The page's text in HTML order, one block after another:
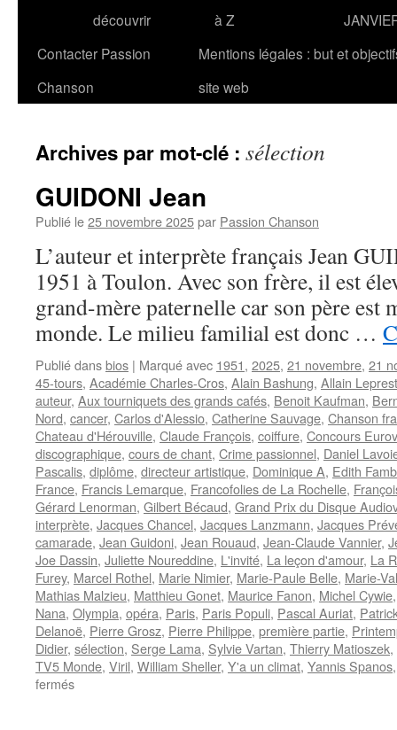
découvrir
à Z
Contacter Passion
Chanson
Mentions légales : but et
site web
Archives par mot-clé : sélection
GUIDONI Jean
Publié le25 novembre 2025par Passion Chanson
L’auteur et interprète français Jean
1951 à Toulon. Avec son frère, il est
grand-mère paternelle car son père est
monde. Le milieu familial est donc …
Publié dansbios | Marqué avec 1951, 2025, 21 novembre, 21
45-tours, Académie Charles-Cros, Alain Bashung, Allain Leprest
auteur, Aux tourniquets des grands cafés, Benoit Kaufman,
Nord, cancer, Carlos d'Alessio, Catherine Sauvage, Chanson
Chateau d'Hérouville, Claude François, coiffure, Concours
discographique, cours de chant, Crime passionnel, Daniel
Pascalis, diplôme, directeur artistique, Dominique A, Edith
France, Francis Lemarque, Francofolies de La Rochelle,
Gérard Lenorman, Gilbert Bécaud, Grand Prix du Disque
interprète, Jacques Chancel, Jacques Lanzmann, Jacques
camarade, Jean Guidoni, Jean Rouaud, Jean-Claude Vannier,
Joe Dassin, Juliette Noureddine, L'invité, La leçon d'amour, La
Furey, Marcel Rothel, Marie Nimier, Marie-Paule Belle, Marie-
Mathias Malzieu, Matthieu Gonet, Maurice Fanon, Michel Cywie
Nana, Olympia, opéra, Paris, Paris Populi, Pascal Auriat,
Delanoë, Pierre Grosz, Pierre Philippe, première partie,
Didier, sélection, Serge Lama, Sylvie Vartan, Thierry Matioszek,
TV5 Monde, Viril, William Sheller, Y'a un climat, Yannis Spanos
ferméssur